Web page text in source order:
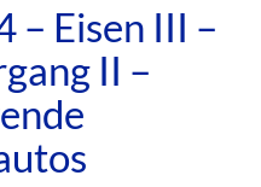
– Eisen III –
II –